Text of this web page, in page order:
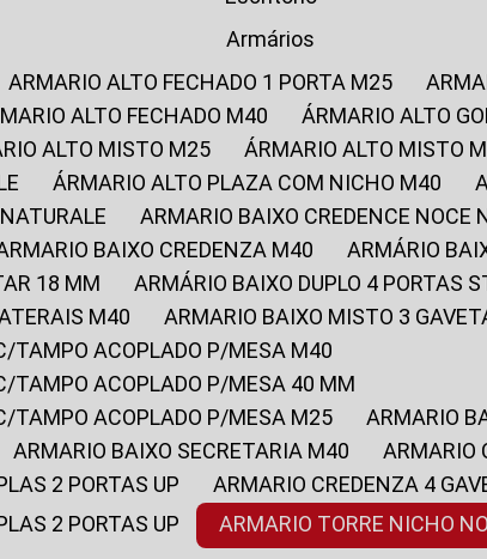
Armários
ARMARIO ALTO FECHADO 1 PORTA M25
ALTO FECHADO M40
ÁRMARIO ALTO
ALTO MISTO M25
ÁRMARIO ALTO MISTO
ÁRMARIO ALTO PLAZA COM NICHO M40
ARMARIO BAIXO CREDENCE NOCE
ARMARIO BAIXO CREDENZA M40
ARMÁRIO
18 MM
ARMÁRIO BAIXO DUPLO 4 PORTAS
M40
ARMARIO BAIXO MISTO 3
TAMPO ACOPLADO P/MESA M40
TAMPO ACOPLADO P/MESA 40 MM
TAMPO ACOPLADO P/MESA M25
ARMARIO
ARMARIO BAIXO SECRETARIA M40
2 PORTAS UP
ARMARIO CREDENZA 4
2 PORTAS UP
ARMARIO TORRE NICHO